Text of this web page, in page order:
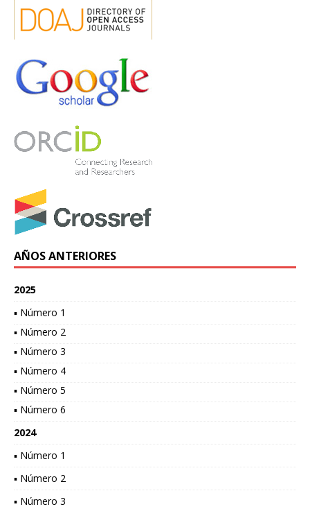
AÑOS ANTERIORES
2025
▪ Número 1
▪ Número 2
▪ Número 3
▪ Número 4
▪ Número 5
▪ Número 6
2024
▪ Número 1
▪ Número 2
▪ Número 3